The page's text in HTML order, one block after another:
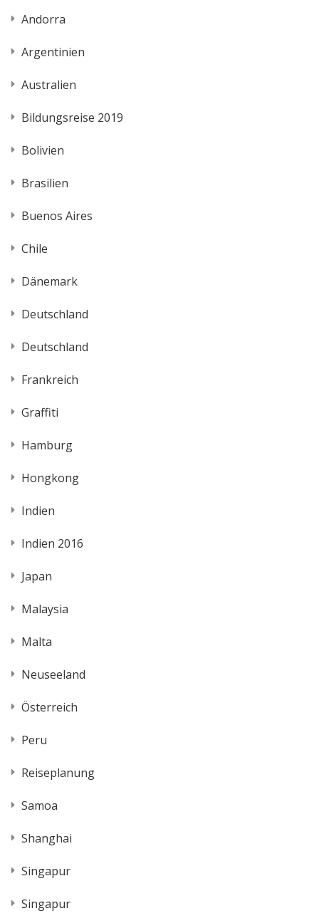
Andorra
Argentinien
Australien
Bildungsreise 2019
Bolivien
Brasilien
Buenos Aires
Chile
Dänemark
Deutschland
Deutschland
Frankreich
Graffiti
Hamburg
Hongkong
Indien
Indien 2016
Japan
Malaysia
Malta
Neuseeland
Österreich
Peru
Reiseplanung
Samoa
Shanghai
Singapur
Singapur